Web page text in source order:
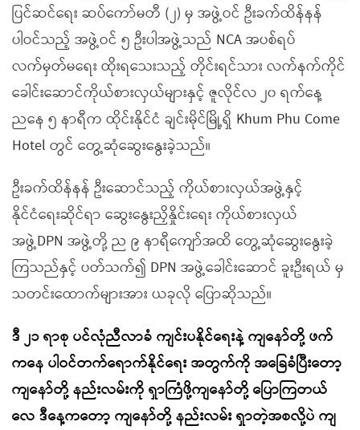
ပြင်ဆင်ရေး ဆပ်ကော်မတီ (၂) မှ အဖွဲ့ဝင် ဦးခက်ထိန်နန်
ပါဝင်သည့် အဖွဲ့ဝင် ၅ ဦးပါအဖွဲ့သည် NCA အပစ်ရပ်
လက်မှတ်မရေး ထိုးရသေးသည့် တိုင်းရင်သား လက်နက်ကိုင်
ခေါင်းဆောင်ကိုယ်စားလှယ်များနှင့် ဇူလိုင်လ ၂၀ ရက်နေ့
ညနေ ၅ နာရီက ထိုင်းနိုင်ငံ ချင်းမိုင်မြို့ရှိ Khum Phu Come
Hotel တွင် တွေ့ဆုံဆွေးနွေးခဲ့သည်။
ဦးခက်ထိန်နန် ဦးဆောင်သည့် ကိုယ်စားလှယ်အဖွဲ့နှင့်
နိုင်ငံရေးဆိုင်ရာ ဆွေးနွေးညှိနှိုင်းရေး ကိုယ်စားလှယ်
အဖွဲ့DPN အဖွဲ့တို့ ည ၉ နာရီကျော်အထိ တွေ့ဆုံဆွေးနွေးခဲ့
ကြသည်နှင့် ပတ်သက်၍ DPN အဖွဲ့ခေါင်းဆောင် ခူးဦးရယ် မှ
သတင်းထောက်များအား ယခုလို ပြောဆိုသည်။
ဒီ ၂၁ ရာစု ပင်လုံညီလာခံ ကျင်းပနိုင်ရေးနဲ့ ကျနော်တို့ ဖက်
ကနေ ပါဝင်တက်ရောက်နိုင်ရေး အတွက်ကို အခြေခံပြီးတော့
ကျနော်တို့ နည်းလမ်းကို ရှာကြံဖို့ကျနော်တို့ ပြောကြတယ်
လေ ဒီနေ့ကတော့ ကျနော်တို့ နည်းလမ်း ရှာတဲ့အစလို့ပဲ ကျ